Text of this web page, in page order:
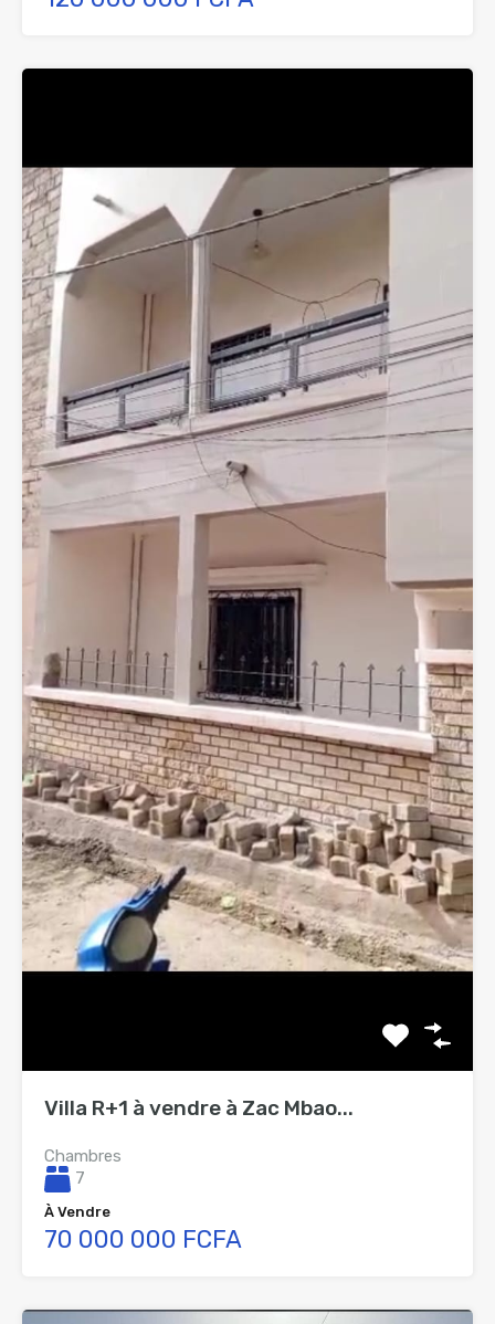
Villa R+1 à vendre à Zac Mbao...
Chambres
7
À Vendre
70 000 000 FCFA